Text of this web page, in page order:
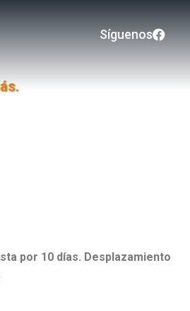
Síguenos
por 10 días. Desplazamiento